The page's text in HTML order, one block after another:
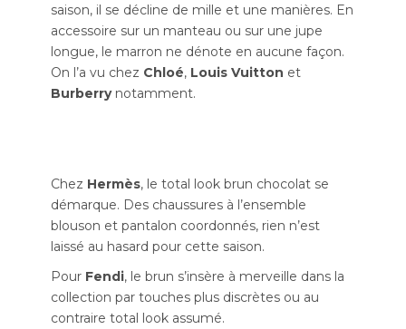
saison, il se décline de mille et une manières. En
accessoire sur un manteau ou sur une jupe
longue, le marron ne dénote en aucune façon.
On l’a vu chez Chloé, Louis Vuitton et
Burberrynotamment.
Chez Hermès, le total look brun chocolat se
démarque. Des chaussures à l’ensemble
blouson et pantalon coordonnés, rien n’est
laissé au hasard pour cette saison.
Pour Fendi, le brun s’insère à merveille dans la
collection par touches plus discrètes ou au
contraire total look assumé.